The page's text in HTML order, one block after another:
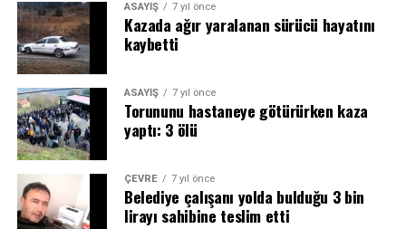
ASAYİŞ 7 yıl önce
Kazada ağır yaralanan sürücü hayatını
kaybetti
ASAYİŞ 7 yıl önce
Torununu hastaneye götürürken kaza
yaptı: 3 ölü
ÇEVRE 7 yıl önce
Belediye çalışanı yolda bulduğu 3 bin
lirayı sahibine teslim etti